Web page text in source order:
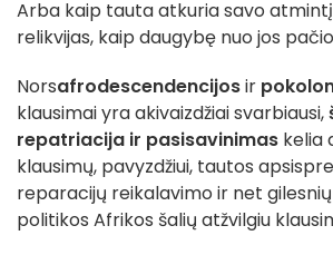
Arba kaip tauta atkuria savo
relikvijas, kaip daugybę nuo jos
Norsafrodescendencijosir
klausimai yra akivaizdžiai svarbiausi,
repatriacija ir pasisavinimas kelia
klausimų, pavyzdžiui, tautos
reparacijų reikalavimo ir net
politikos Afrikos šalių atžvilgiu